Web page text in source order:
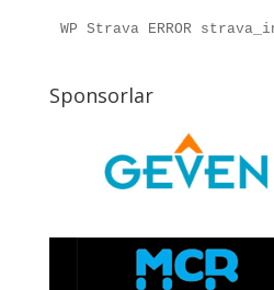
WP Strava ERROR
Sponsorlar